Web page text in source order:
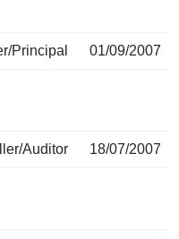
Principal 01/09/2007
Auditor 18/07/2007